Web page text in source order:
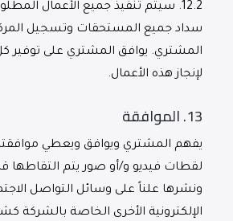
12.2.
سيتم تنفيذ جميع الأعمال
سداد جميع المستحقات وتسجيل
المشتري. يوافق المشتري على توفير
لإنجاز هذه الأعمال.
13. الموافقة
يفهم المشتري ويوافق ويعطي
لقطات فيديو و/أو صور يتم التقاطها
ونشرها علناً على وسائل التواصل
الإلكترونية الأخرى الخاصة بالشركة